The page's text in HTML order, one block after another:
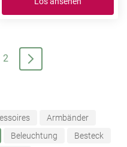
2
Armbänder
Beleuchtung
Besteck